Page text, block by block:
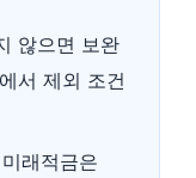
않으면 보완
서 제외 조건
래적금은